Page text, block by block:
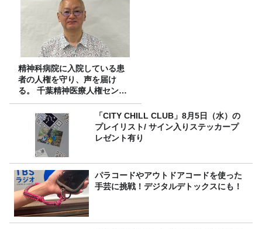
精神科病院に入院している患
者の人権を守り、声を届け
る。 千葉精神医療人権センタ
ーの取り組み
「CITY CHILL CLUB」8月5日（水）の
プレイリスト/ サイン入りステッカープ
レゼント有り
パラコードやアウトドアコードを使った
手芸に挑戦！デジタルデトックスにも！